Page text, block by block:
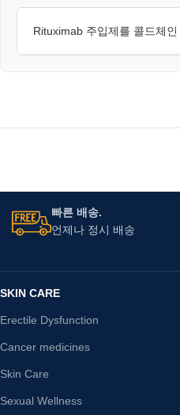
Rituximab 주입제를 콜드체
빠른 배송.
언제나 정시 배송
SKIN CARE
Erectile Dysfunction
Cancer medicines
Skin Care
Sexual Wellness